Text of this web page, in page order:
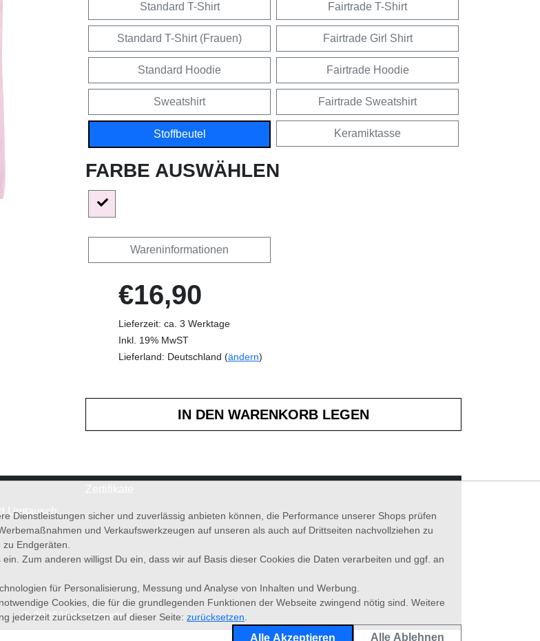
Standard T-Shirt Fairtrade T-Shirt
Standard T-Shirt (Frauen) Fairtrade Girl Shirt
Standard Hoodie Fairtrade Hoodie
Sweatshirt Fairtrade Sweatshirt
Stoffbeutel Keramiktasse
FARBE AUSWÄHLEN
Wareninformationen
€16,90
Lieferzeit: ca. 3 Werktage
Inkl. 19% MwST
Lieferland: Deutschland (ändern)
Umtausch
© 2026 Volksverpetzer
Dienstleistungen sicher und zuverlässig anbieten können, die Performance unserer Shops prüfen
und Verkaufswerkzeugen auf unseren als auch auf Drittseiten nachvollziehen zu
Endgeräten.
Zum anderen willigst Du ein, dass wir auf Basis dieser Cookies die Daten verarbeiten und ggf. an
für Personalisierung, Messung und Analyse von Inhalten und Werbung.
Cookies, die für die grundlegenden Funktionen der Webseite zwingend nötig sind. Weitere
jederzeit zurücksetzen auf dieser Seite: zurücksetzen
Alle Akzeptieren Alle Ablehnen